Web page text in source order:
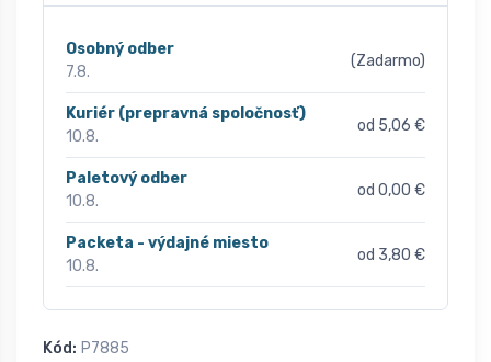
Osobný odber
7.8.
(Zadarmo)
Kuriér (prepravná spoločnosť)
10.8.
od 5,06 €
Paletový odber
10.8.
od 0,00 €
Packeta - výdajné miesto
10.8.
od 3,80 €
Kód: P7885